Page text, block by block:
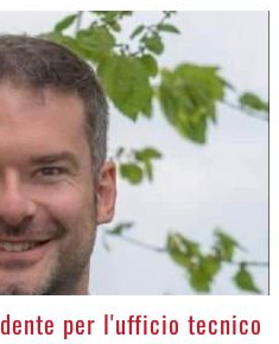
per l'ufficio tecnico